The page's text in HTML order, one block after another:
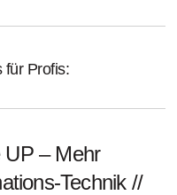
für Profis:
– Mehr
Technik //